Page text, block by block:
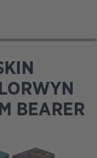
BEARER